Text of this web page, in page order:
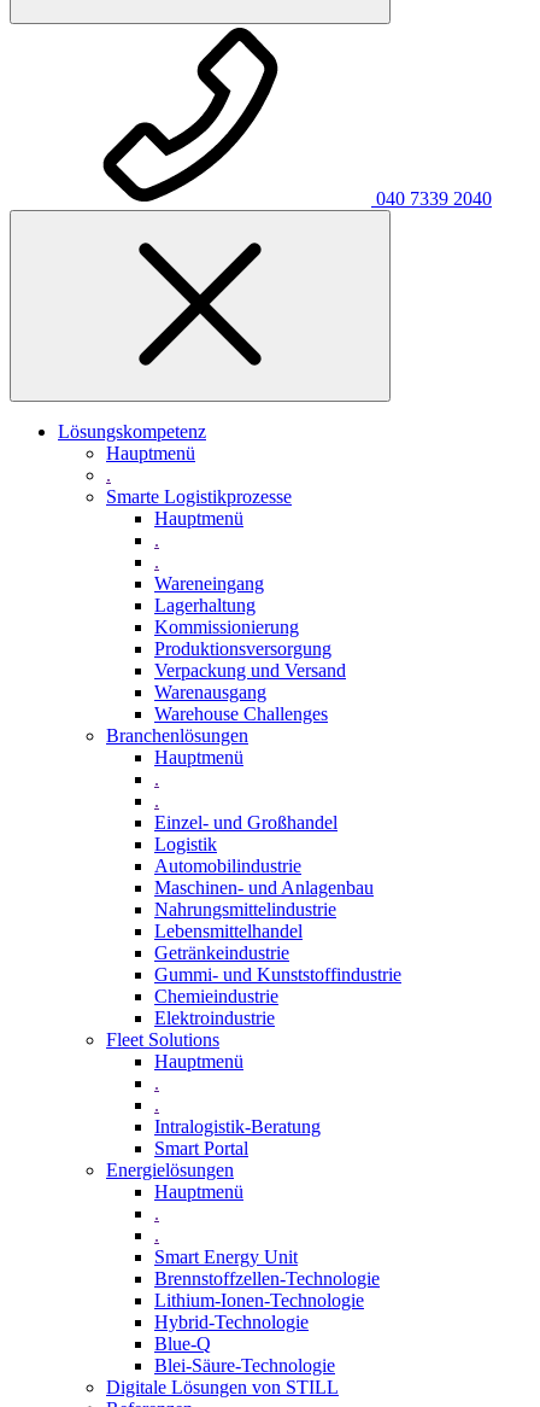
040 7339 2040
Lösungskompetenz
Hauptmenü
.
Smarte Logistikprozesse
Hauptmenü
.
.
Wareneingang
Lagerhaltung
Kommissionierung
Produktionsversorgung
Verpackung und Versand
Warenausgang
Warehouse Challenges
Branchenlösungen
Hauptmenü
.
.
Einzel- und Großhandel
Logistik
Automobilindustrie
Maschinen- und Anlagenbau
Nahrungsmittelindustrie
Lebensmittelhandel
Getränkeindustrie
Gummi­- und Kunststoffindustrie
Chemieindustrie
Elektroindustrie
Fleet Solutions
Hauptmenü
.
.
Intralogistik-Beratung
Smart Portal
Energielösungen
Hauptmenü
.
.
Smart Energy Unit
Brennstoffzellen-Technologie
Lithium-Ionen-Technologie
Hybrid-Technologie
Blue-Q
Blei-Säure-Technologie
Digitale Lösungen von STILL